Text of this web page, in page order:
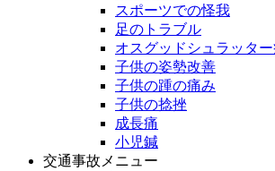
スポーツでの怪我
足のトラブル
オスグッドシュラッター
子供の姿勢改善
子供の踵の痛み
子供の捻挫
成長痛
小児鍼
交通事故メニュー